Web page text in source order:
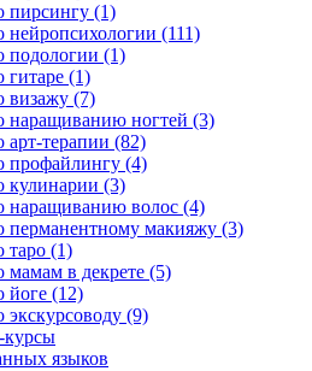
пирсингу (1)
нейропсихологии (111)
подологии (1)
гитаре (1)
визажу (7)
наращиванию ногтей (3)
арт-терапии (82)
профайлингу (4)
кулинарии (3)
наращиванию волос (4)
перманентному макияжу (3)
таро (1)
мамам в декрете (5)
йоге (12)
(9)
языков